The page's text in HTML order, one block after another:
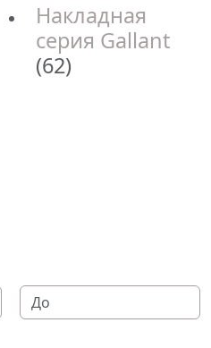
Накладная
серия Gallant
(62)